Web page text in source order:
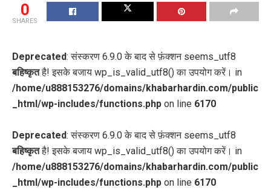
0
SHARES
Deprecated: संस्करण 6.9.0 के बाद से फ़ंक्शन seems_utf8
बहिष्कृतहै! इसके बजाय wp_is_valid_utf8() का उपयोग करें। in
/home/u888153276/domains/khabarhardin.com/public
_html/wp-includes/functions.php on line 6170
Deprecated: संस्करण 6.9.0 के बाद से फ़ंक्शन seems_utf8
बहिष्कृतहै! इसके बजाय wp_is_valid_utf8() का उपयोग करें। in
/home/u888153276/domains/khabarhardin.com/public
_html/wp-includes/functions.php on line 6170